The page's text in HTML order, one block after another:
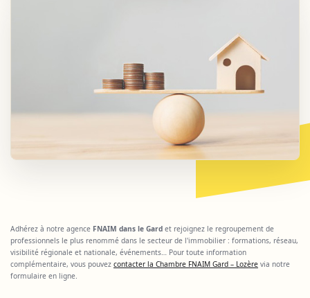
Adhérez à notre agence FNAIM dans le Gard et rejoignez le regroupement de
professionnels le plus renommé dans le secteur de l'immobilier : formations, réseau,
visibilité régionale et nationale, événements… Pour toute information
complémentaire, vous pouvez contacter la Chambre FNAIM Gard – Lozère via notre
formulaire en ligne.